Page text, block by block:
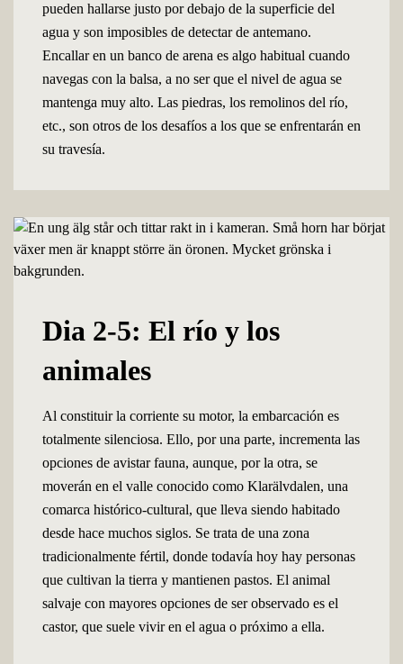
pueden hallarse justo por debajo de la superficie del
agua y son imposibles de detectar de antemano.
Encallar en un banco de arena es algo habitual cuando
navegas con la balsa, a no ser que el nivel de agua se
mantenga muy alto. Las piedras, los remolinos del río,
etc., son otros de los desafíos a los que se enfrentarán en
su travesía.
Dia 2-5: El río y los
animales
Al constituir la corriente su motor, la embarcación es
totalmente silenciosa. Ello, por una parte, incrementa las
opciones de avistar fauna, aunque, por la otra, se
moverán en el valle conocido como Klarälvdalen, una
comarca histórico-cultural, que lleva siendo habitado
desde hace muchos siglos. Se trata de una zona
tradicionalmente fértil, donde todavía hoy hay personas
que cultivan la tierra y mantienen pastos. El animal
salvaje con mayores opciones de ser observado es el
castor, que suele vivir en el agua o próximo a ella.